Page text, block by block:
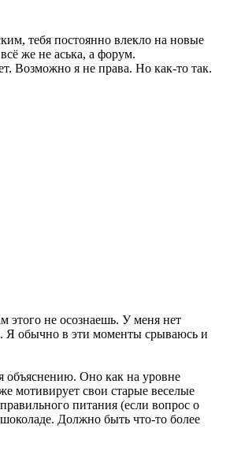
тебя постоянно влекло на новые
же не аська, а форум.
Возможно я не права. Но как-то так.
этого не осознаешь. У меня нет
Я обычно в эти моменты срываюсь и
объяснению. Оно как на уровне
мотивирует свои старые веселые
питания (если вопрос о
Должно быть что-то более